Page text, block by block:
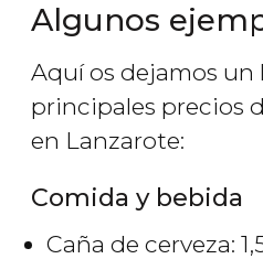
Algunos
Aquí os dejamos un
principales precios
en Lanzarote:
Comida y bebida
Caña de cerveza: